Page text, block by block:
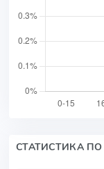
СТАТИСТИКА